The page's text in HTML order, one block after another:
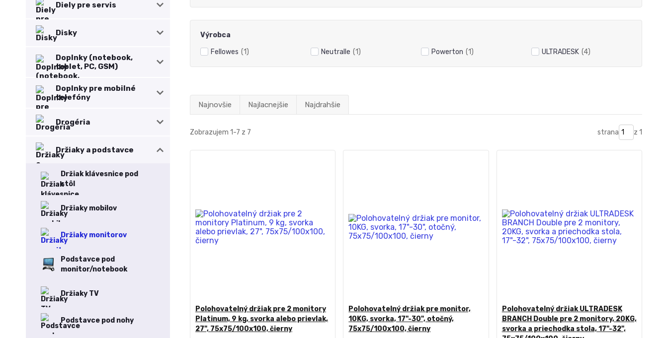
Diely pre servis
Disky
Doplnky (notebook,
tablet, PC, GSM)
Doplnky pre mobilné
telefóny
Drogéria
Držiaky a podstavce
Držiak klávesnice pod
stôl
Držiaky mobilov
Držiaky monitorov
Podstavce pod
monitor/notebook
Držiaky TV
Podstavce pod nohy
Výrobca
Fellowes (1) Neutralle (1) Powerton (1) ULTRADESK (4)
Najnovšie Najlacnejšie Najdrahšie
Zobrazujem 1-7 z 7 strana z 1
Polohovatelný držiak pre 2 monitory
Platinum, 9 kg, svorka alebo prievlak,
27", 75x75/100x100, čierny
Polohovatelný držiak pre monitor,
10KG, svorka, 17"-30", otočný,
75x75/100x100, čierny
Polohovatelný držiak ULTRADESK
BRANCH Double pre 2 monitory, 20KG,
svorka a priechodka stola, 17"-32",